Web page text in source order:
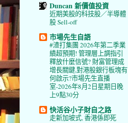
Duncan 新價值投資
近期美股的科技股／半導體
股 Sell-off
市場先生自語
#渣打集團 2026年第二季業
績超預期! 管理層上調指引
釋放什麼信號? 財富管理成
增長關鍵,對港股銀行板塊有
何啟示?市場先生直播
室-2026年8月2日星期日晚
上9點30分
快活谷小子財自之路
走新加坡式, 香港係即死